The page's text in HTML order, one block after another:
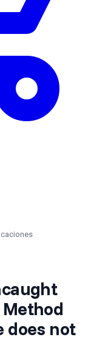
does not